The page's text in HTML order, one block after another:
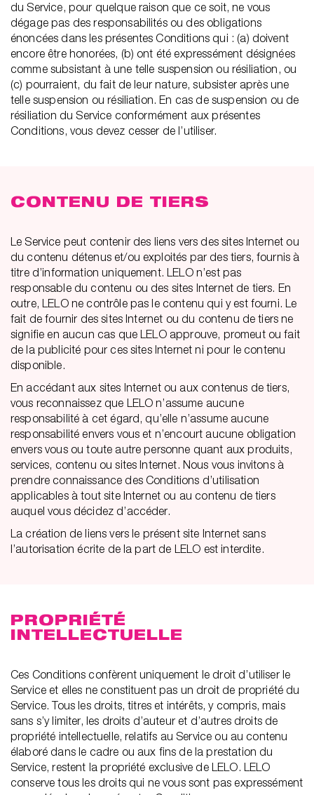
du Service, pour quelque raison que ce soit, ne vous
dégage pas des responsabilités ou des obligations
énoncées dans les présentes Conditions qui : (a) doivent
encore être honorées, (b) ont été expressément désignées
comme subsistant à une telle suspension ou résiliation, ou
(c) pourraient, du fait de leur nature, subsister après une
telle suspension ou résiliation. En cas de suspension ou de
résiliation du Service conformément aux présentes
Conditions, vous devez cesser de l’utiliser.
CONTENU DE TIERS
Le Service peut contenir des liens vers des sites Internet ou
du contenu détenus et/ou exploités par des tiers, fournis à
titre d’information uniquement. LELO n’est pas
responsable du contenu ou des sites Internet de tiers. En
outre, LELO ne contrôle pas le contenu qui y est fourni. Le
fait de fournir des sites Internet ou du contenu de tiers ne
signifie en aucun cas que LELO approuve, promeut ou fait
de la publicité pour ces sites Internet ni pour le contenu
disponible.
En accédant aux sites Internet ou aux contenus de tiers,
vous reconnaissez que LELO n’assume aucune
responsabilité à cet égard, qu’elle n’assume aucune
responsabilité envers vous et n’encourt aucune obligation
envers vous ou toute autre personne quant aux produits,
services, contenu ou sites Internet. Nous vous invitons à
prendre connaissance des Conditions d’utilisation
applicables à tout site Internet ou au contenu de tiers
auquel vous décidez d’accéder.
La création de liens vers le présent site Internet sans
l’autorisation écrite de la part de LELO est interdite.
PROPRIÉTÉ
INTELLECTUELLE
Ces Conditions confèrent uniquement le droit d’utiliser le
Service et elles ne constituent pas un droit de propriété du
Service. Tous les droits, titres et intérêts, y compris, mais
sans s’y limiter, les droits d’auteur et d’autres droits de
propriété intellectuelle, relatifs au Service ou au contenu
élaboré dans le cadre ou aux fins de la prestation du
Service, restent la propriété exclusive de LELO. LELO
conserve tous les droits qui ne vous sont pas expressément